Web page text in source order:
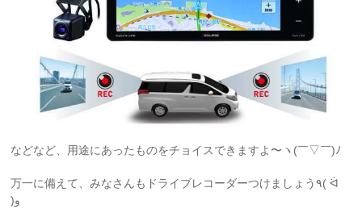
などなど、用途にあったものをチョイスできますよ〜ヽ(￣▽￣)ﾉ
万一に備えて、みなさんもドライブレコーダーつけましょう٩( ᐛ
)و